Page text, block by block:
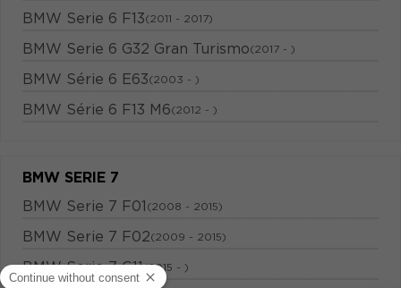
BMW Serie 6 F13(2011 - 2017)
BMW Serie 6 G32 Gran Turismo(2017 - )
BMW Série 6 E63(2003 - )
BMW Série 6 F13 M6(2012 - )
BMW SERIE 7
BMW Serie 7 F01 (2008 - 2015)
BMW Serie 7 F02(2009 - 2015)
BMW Serie 7 G11(2015 - )